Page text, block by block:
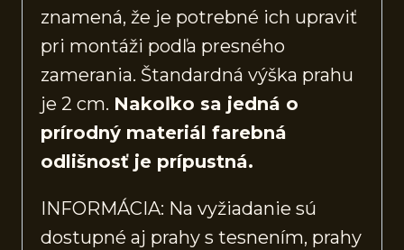
znamená, že je potrebné ich upraviť
pri montáži podľa presného
zamerania. Štandardná výška prahu
je 2 cm. Nakoľko sa jedná o
prírodný materiál farebná
odlišnosť je prípustná.
INFORMÁCIA: Na vyžiadanie sú
dostupné aj prahy s tesnením, prahy